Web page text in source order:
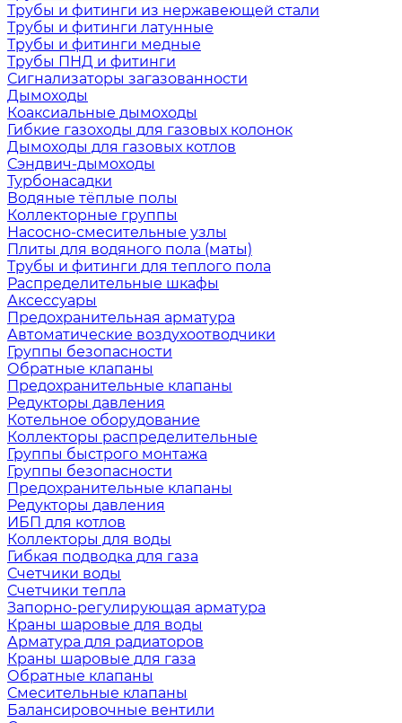
Трубы и фитинги из нержавеющей стали
Трубы и фитинги латунные
Трубы и фитинги медные
Трубы ПНД и фитинги
Сигнализаторы загазованности
Дымоходы
Коаксиальные дымоходы
Гибкие газоходы для газовых колонок
Дымоходы для газовых котлов
Сэндвич-дымоходы
Турбонасадки
Водяные тёплые полы
Коллекторные группы
Насосно-смесительные узлы
Плиты для водяного пола (маты)
Трубы и фитинги для теплого пола
Распределительные шкафы
Аксессуары
Предохранительная арматура
Автоматические воздухоотводчики
Группы безопасности
Обратные клапаны
Предохранительные клапаны
Редукторы давления
Котельное оборудование
Коллекторы распределительные
Группы быстрого монтажа
Группы безопасности
Предохранительные клапаны
Редукторы давления
ИБП для котлов
Коллекторы для воды
Гибкая подводка для газа
Счетчики воды
Счетчики тепла
Запорно-регулирующая арматура
Краны шаровые для воды
Арматура для радиаторов
Краны шаровые для газа
Обратные клапаны
Смесительные клапаны
Балансировочные вентили